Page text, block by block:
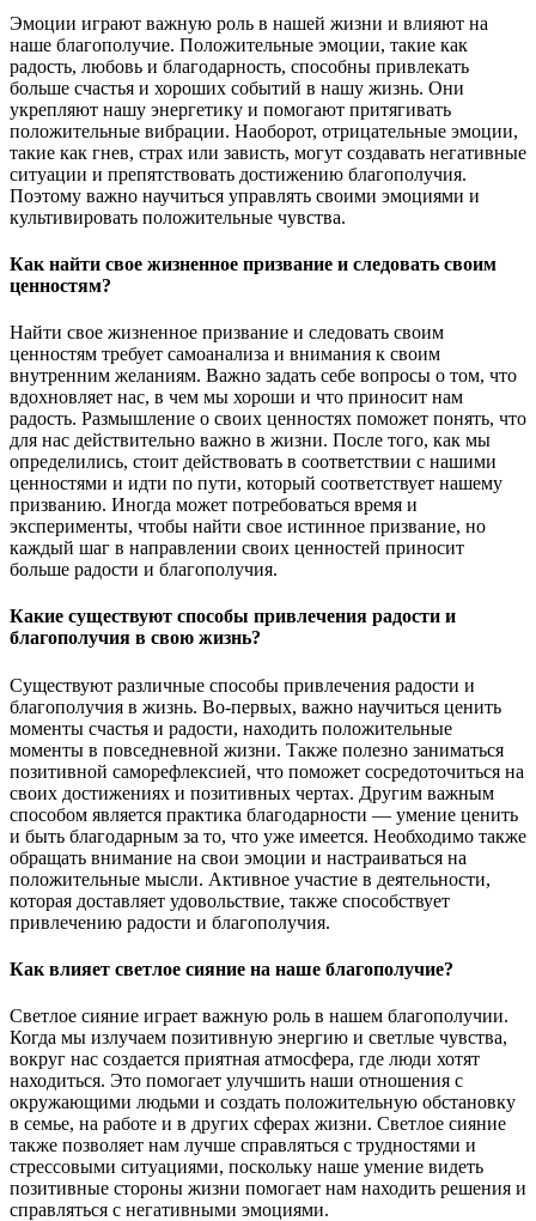
Эмоции играют важную роль в нашей жизни и влияют на
наше благополучие. Положительные эмоции, такие как
радость, любовь и благодарность, способны привлекать
больше счастья и хороших событий в нашу жизнь. Они
укрепляют нашу энергетику и помогают притягивать
положительные вибрации. Наоборот, отрицательные эмоции,
такие как гнев, страх или зависть, могут создавать негативные
ситуации и препятствовать достижению благополучия.
Поэтому важно научиться управлять своими эмоциями и
культивировать положительные чувства.
Как найти свое жизненное призвание и следовать своим
ценностям?
Найти свое жизненное призвание и следовать своим
ценностям требует самоанализа и внимания к своим
внутренним желаниям. Важно задать себе вопросы о том, что
вдохновляет нас, в чем мы хороши и что приносит нам
радость. Размышление о своих ценностях поможет понять, что
для нас действительно важно в жизни. После того, как мы
определились, стоит действовать в соответствии с нашими
ценностями и идти по пути, который соответствует нашему
призванию. Иногда может потребоваться время и
эксперименты, чтобы найти свое истинное призвание, но
каждый шаг в направлении своих ценностей приносит
больше радости и благополучия.
Какие существуют способы привлечения радости и
благополучия в свою жизнь?
Существуют различные способы привлечения радости и
благополучия в жизнь. Во-первых, важно научиться ценить
моменты счастья и радости, находить положительные
моменты в повседневной жизни. Также полезно заниматься
позитивной саморефлексией, что поможет сосредоточиться на
своих достижениях и позитивных чертах. Другим важным
способом является практика благодарности — умение ценить
и быть благодарным за то, что уже имеется. Необходимо также
обращать внимание на свои эмоции и настраиваться на
положительные мысли. Активное участие в деятельности,
которая доставляет удовольствие, также способствует
привлечению радости и благополучия.
Как влияет светлое сияние на наше благополучие?
Светлое сияние играет важную роль в нашем благополучии.
Когда мы излучаем позитивную энергию и светлые чувства,
вокруг нас создается приятная атмосфера, где люди хотят
находиться. Это помогает улучшить наши отношения с
окружающими людьми и создать положительную обстановку
в семье, на работе и в других сферах жизни. Светлое сияние
также позволяет нам лучше справляться с трудностями и
стрессовыми ситуациями, поскольку наше умение видеть
позитивные стороны жизни помогает нам находить решения и
справляться с негативными эмоциями.